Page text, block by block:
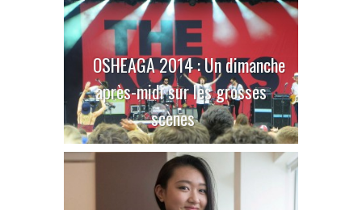
OSHEAGA 2014 : Un dimanche
après-midi sur les grosses
scènes